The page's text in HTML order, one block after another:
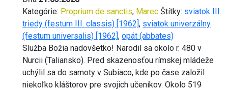
Kategórie: Proprium de sanctis, Marec Štítky: sviatok III.
triedy (festum III. classis) [1962], sviatok univerzálny
(festum universalis) [1962], opát (abbates)
Služba Božia nadovšetko! Narodil sa okolo r. 480 v
Nurcii (Taliansko). Pred skazenosťou rímskej mládeže
uchýlil sa do samoty v Subiaco, kde po čase založil
niekoľko kláštorov pre svojich učeníkov. Okolo 519